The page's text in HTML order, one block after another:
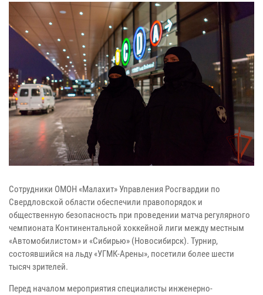
Сотрудники ОМОН «Малахит» Управления Росгвардии по
Свердловской области обеспечили правопорядок и
общественную безопасность при проведении матча регулярного
чемпионата Континентальной хоккейной лиги между местным
«Автомобилистом» и «Сибирью» (Новосибирск). Турнир,
состоявшийся на льду «УГМК-Арены», посетили более шести
тысяч зрителей.
Перед началом мероприятия специалисты инженерно-